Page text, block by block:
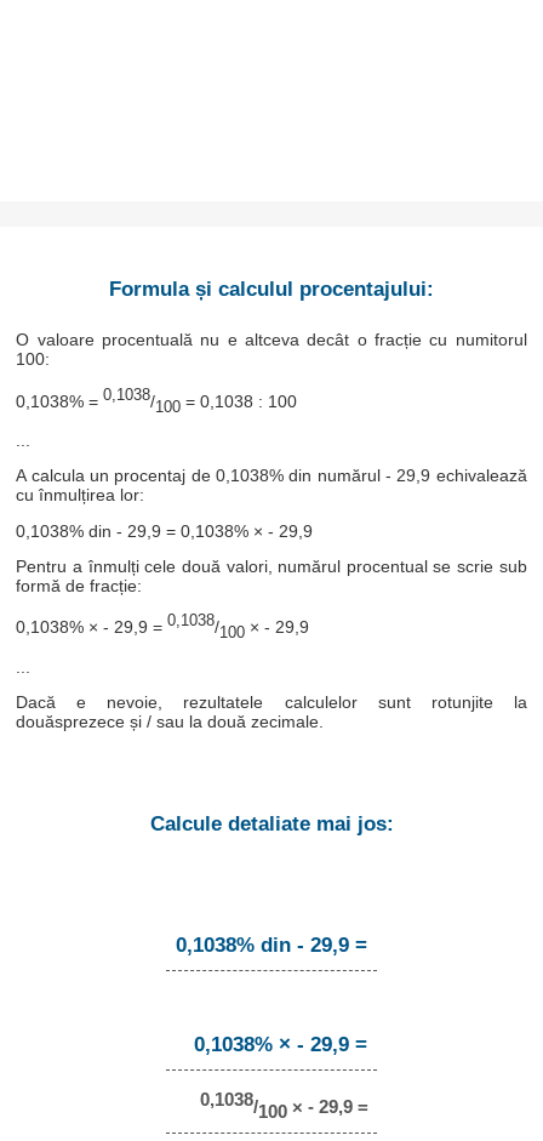
Formula și calculul procentajului:
O valoare procentuală nu e altceva decât o fracție cu numitorul
100:
0,1038% =0,1038/100 = 0,1038 : 100
...
A calcula un procentaj de 0,1038% din numărul - 29,9 echivalează
cu înmulțirea lor:
0,1038% din - 29,9 = 0,1038% × - 29,9
Pentru a înmulți cele două valori, numărul procentual se scrie sub
formă de fracție:
0,1038% × - 29,9 =0,1038/100 × - 29,9
Dacă e nevoie, rezultatele calculelor sunt rotunjite la
douăsprezece și / sau la două zecimale.
Calcule detaliate mai jos:
0,1038% din - 29,9 =
0,1038% × - 29,9 =
0,1038/100× - 29,9 =